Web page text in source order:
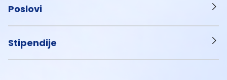
Poslovi
Stipendije